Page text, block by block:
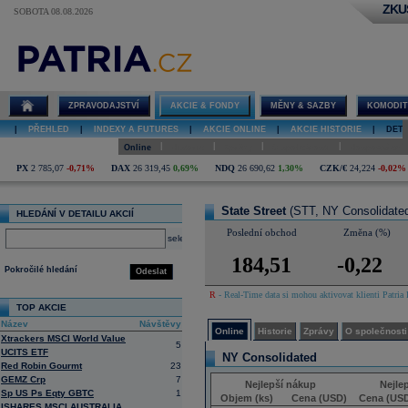
SOBOTA 08.08.2026
State Street
ZPRAVODAJSTVÍ AKCIE & FONDY MĚNY & SAZBY
PŘEHLED INDEXY A FUTURES AKCIE ONLINE AKCIE HISTORIE
Online
PX 2 785,07 -0,71% DAX 26 319,45 0,69% NDQ 26 690,62 1,30% CZK/€ 24,224 -0,02%
HLEDÁNÍ V DETAILU AKCIÍ
select
Odeslat
Pokročilé hledání
TOP AKCIE
Název
Návštěvy
Xtrackers MSCI World Value
UCITS ETF
5
Red Robin Gourmt
23
GEMZ Crp
7
Sp US Ps Eqty GBTC
1
State Street (STT, NY
Poslední obchod Změna (%)
184,51 -0,22
R - Real-Time data si mohou aktivovat klienti
Online Historie Zprávy O společnosti
NY Consolidated
Nejlepší nákup
Objem (ks)
Cena (USD)
Cena